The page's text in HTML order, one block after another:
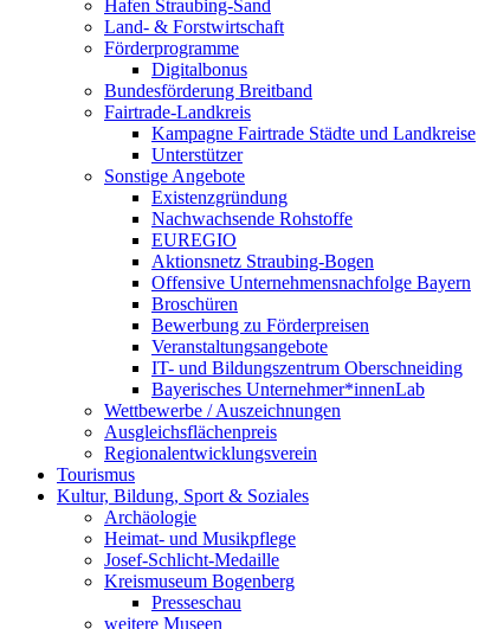
Hafen Straubing-Sand
Land- & Forstwirtschaft
Förderprogramme
Digitalbonus
Bundesförderung Breitband
Fairtrade-Landkreis
Kampagne Fairtrade Städte und Landkreise
Unterstützer
Sonstige Angebote
Existenzgründung
Nachwachsende Rohstoffe
EUREGIO
Aktionsnetz Straubing-Bogen
Offensive Unternehmensnachfolge Bayern
Broschüren
Bewerbung zu Förderpreisen
Veranstaltungsangebote
IT- und Bildungszentrum Oberschneiding
Bayerisches Unternehmer*innenLab
Wettbewerbe / Auszeichnungen
Ausgleichsflächenpreis
Regionalentwicklungsverein
Tourismus
Kultur, Bildung, Sport & Soziales
Archäologie
Heimat- und Musikpflege
Josef-Schlicht-Medaille
Kreismuseum Bogenberg
Presseschau
weitere Museen